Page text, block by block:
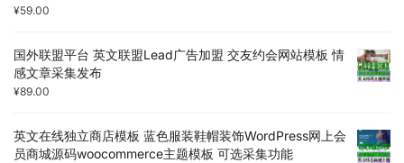
¥59.00
国外联盟平台 英文联盟Lead广告加盟 交友约会网站模板 情
感文章采集发布
¥89.00
英文在线独立商店模板 蓝色服装鞋帽装饰WordPress网上会
员商城源码woocommerce主题模板 可选采集功能